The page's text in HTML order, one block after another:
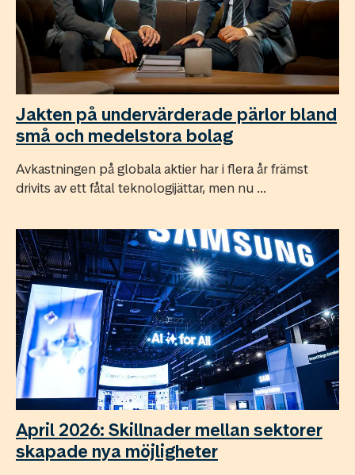
Jakten på undervärderade pärlor bland
små och medelstora bolag
Avkastningen på globala aktier har i flera år främst
drivits av ett fåtal teknologijättar, men nu ...
April 2026: Skillnader mellan sektorer
skapade nya möjligheter